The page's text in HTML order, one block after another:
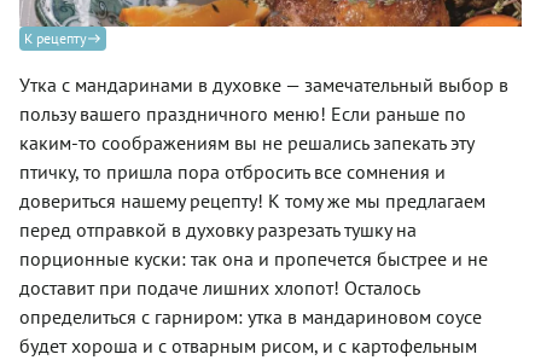
К рецепту
Утка с мандаринами в духовке — замечательный выбор в
пользу вашего праздничного меню! Если раньше по
каким-то соображениям вы не решались запекать эту
птичку, то пришла пора отбросить все сомнения и
довериться нашему рецепту! К тому же мы предлагаем
перед отправкой в духовку разрезать тушку на
порционные куски: так она и пропечется быстрее и не
доставит при подаче лишних хлопот! Осталось
определиться с гарниром: утка в мандариновом соусе
будет хороша и с отварным рисом, и с картофельным